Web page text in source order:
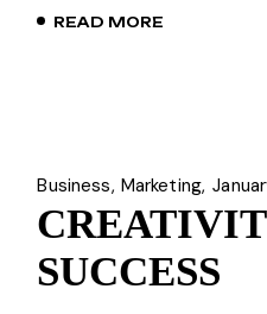
READ MORE
Business Marketing
SUCCESS